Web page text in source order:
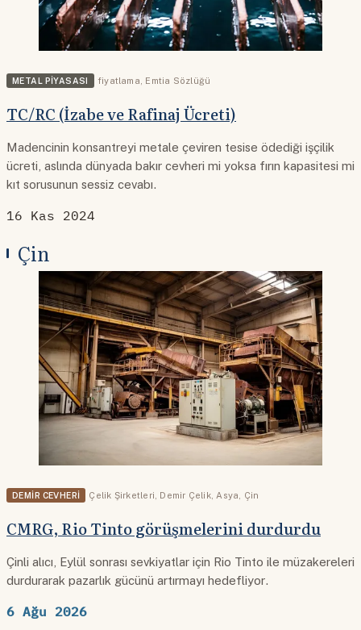
METAL PIYASASI fiyatlama Emtia Sözlüğü
TC/RC (İzabe ve Rafinaj Ücreti)
Madencinin konsantreyi metale çeviren tesise ödediği işçilik
ücreti, aslında dünyada bakır cevheri mi yoksa fırın kapasitesi mi
kıt sorusunun sessiz cevabı.
16 Kas 2024
Çin
DEMIR CEVHERI Çelik Şirketleri, Demir Çelik,Asya, Çin
CMRG, Rio Tinto görüşmelerini durdurdu
Çinli alıcı, Eylül sonrası sevkiyatlar için Rio Tinto ile müzakereleri
durdurarak pazarlık gücünü artırmayı hedefliyor.
6 Ağu 2026